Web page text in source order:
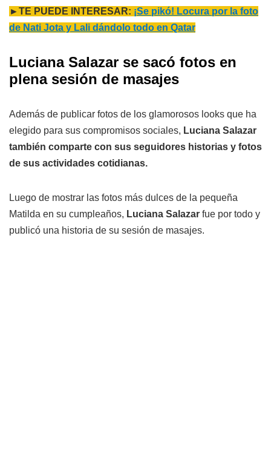
►TE PUEDE INTERESAR: ¡Se pikó! Locura por la foto
de Nati Jota y Lali dándolo todo en Qatar
Luciana Salazar se sacó fotos en
plena sesión de masajes
Además de publicar fotos de los glamorosos looks que ha
elegido para sus compromisos sociales, Luciana Salazar
también comparte con sus seguidores historias y fotos
de sus actividades cotidianas.
Luego de mostrar las fotos más dulces de la pequeña
Matilda en su cumpleaños, Luciana Salazar fue por todo y
publicó una historia de su sesión de masajes.